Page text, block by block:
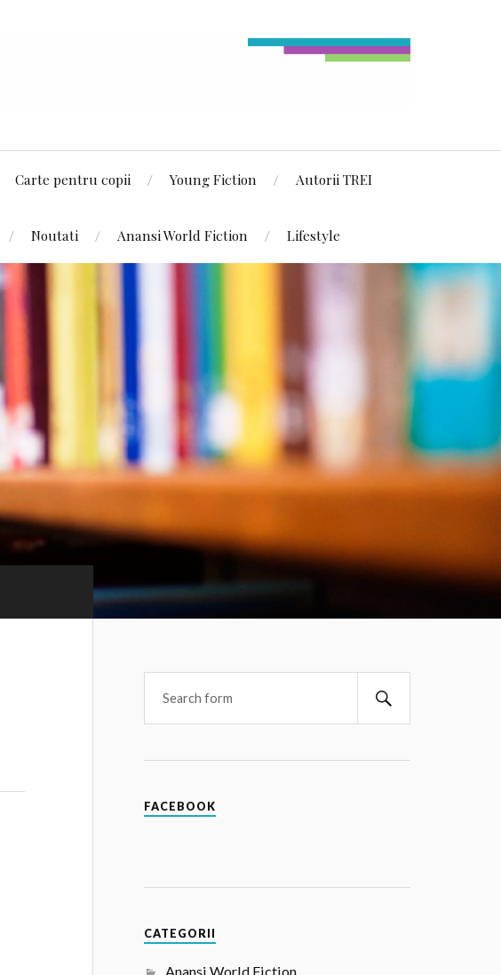
Carte pentru copii Young Fiction Autorii TREI
Noutati Anansi World Fiction Lifestyle
FACEBOOK
CATEGORII
Anansi World Fiction